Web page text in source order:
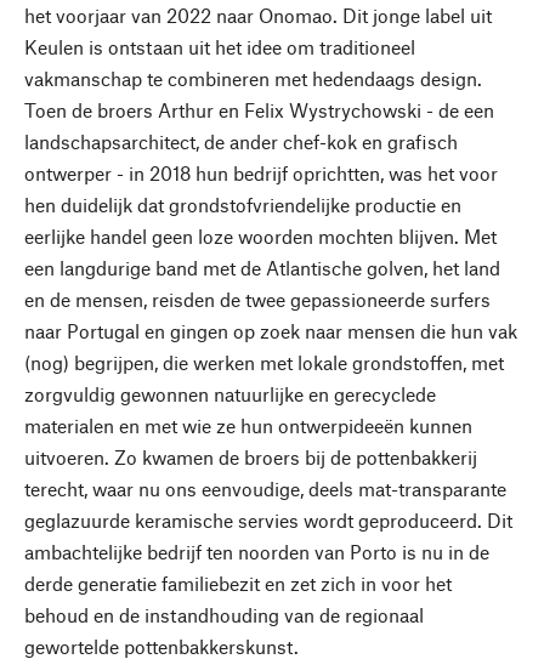
het voorjaar van 2022 naar Onomao. Dit jonge label uit
Keulen is ontstaan uit het idee om traditioneel
vakmanschap te combineren met hedendaags design.
Toen de broers Arthur en Felix Wystrychowski - de een
landschapsarchitect, de ander chef-kok en grafisch
ontwerper - in 2018 hun bedrijf oprichtten, was het voor
hen duidelijk dat grondstofvriendelijke productie en
eerlijke handel geen loze woorden mochten blijven. Met
een langdurige band met de Atlantische golven, het land
en de mensen, reisden de twee gepassioneerde surfers
naar Portugal en gingen op zoek naar mensen die hun vak
(nog) begrijpen, die werken met lokale grondstoffen, met
zorgvuldig gewonnen natuurlijke en gerecyclede
materialen en met wie ze hun ontwerpideeën kunnen
uitvoeren. Zo kwamen de broers bij de pottenbakkerij
terecht, waar nu ons eenvoudige, deels mat-transparante
geglazuurde keramische servies wordt geproduceerd. Dit
ambachtelijke bedrijf ten noorden van Porto is nu in de
derde generatie familiebezit en zet zich in voor het
behoud en de instandhouding van de regionaal
gewortelde pottenbakkerskunst.